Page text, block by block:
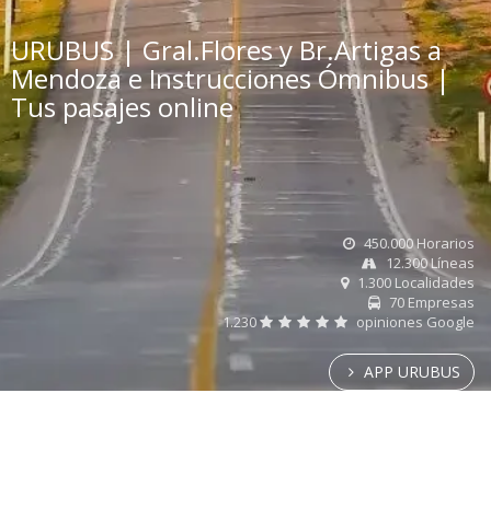
URUBUS | Gral.Flores y Br.Artigas a
Mendoza e Instrucciones Ómnibus |
Tus pasajes online
450.000 Horarios
12.300 Líneas
1.300 Localidades
70 Empresas
1.230
opiniones Google
APP URUBUS